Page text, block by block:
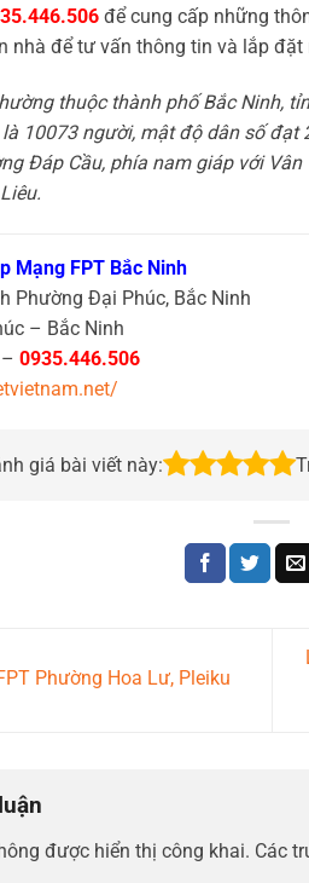
để cung cấp những
nhà để tư vấn thông tin và lắp
thuộc thành phố Bắc Ninh,
là 10073 người, mật độ dân số
Đáp Cầu, phía nam giáp với
Mạng FPT Bắc Ninh
Phường Đại Phúc, Bắc Ninh
– Bắc Ninh
– 0935.446.506
giá bài viết này:
Phường Hoa Lư, Pleiku
được hiển thị công khai. Các